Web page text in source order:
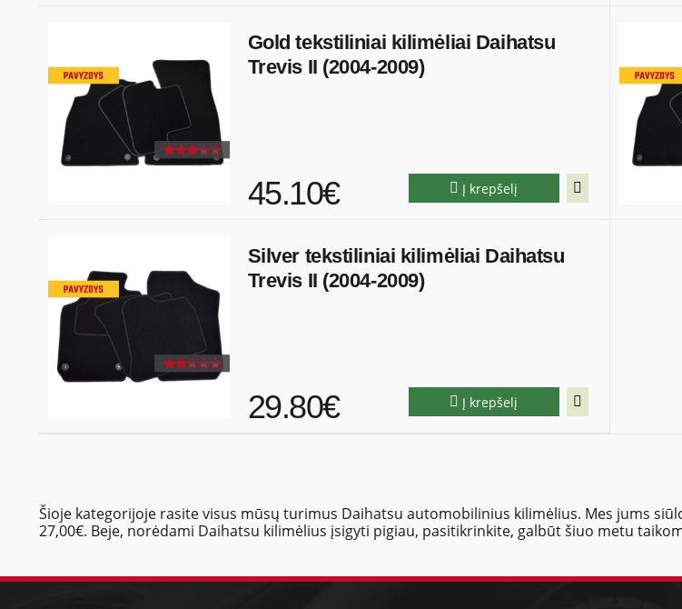
Gold tekstiliniai kilimėliai Daihatsu
Trevis II (2004-2009)
45.10€ Į krepšelį
Silver tekstiliniai kilimėliai Daihatsu
Trevis II (2004-2009)
29.80€ Į krepšelį
Šioje kategorijoje rasite visus mūsų turimus Daihatsu automobilinius kilimėlius. Mes jums
27,00€. Beje, norėdami Daihatsu kilimėlius įsigyti pigiau, pasitikrinkite, galbūt šiuo metu